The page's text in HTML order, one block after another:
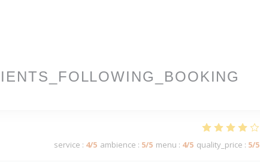
service : 4/5 ambience : 5/5 menu : 4/5 quality_price : 5/5